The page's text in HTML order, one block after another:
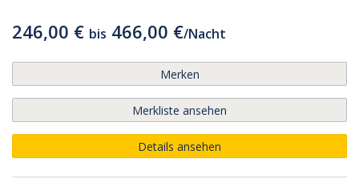
246,00 € bis 466,00 €/Nacht
Merken
Merkliste ansehen
Details ansehen